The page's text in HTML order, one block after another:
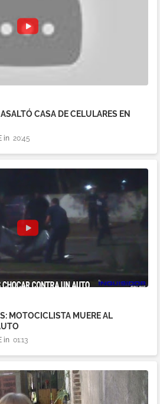
CASA DE CELULARES EN
20:45
MOTOCICLISTA MUERE AL
01:13